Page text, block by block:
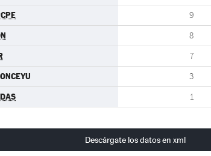
9
8
7
3
1
Descárgate los datos en xml